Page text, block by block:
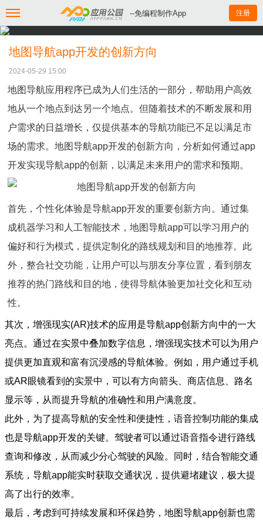
--免编程制作App 注册
地图导航app开发的创新方向
2024-05-29 15:00
地图导航应用程序已成为人们生活的一部分，帮助用户高效
地从一个地点到达另一个地点。但随着技术的不断发展和用
户需求的日益增长，仅提供基本的导航功能已不足以满足市
场的需求。地图导航app开发的创新方向，分析如何通过app
开发实现导航app的创新，以满足未来用户的需求和预期。
首先，个性化体验是导航app开发的重要创新方向。通过集
成机器学习和人工智能技术，地图导航app可以学习用户的
偏好和行为模式，提供定制化的路线规划和目的地推荐。此
外，整合社交功能，让用户可以与朋友分享位置，看到朋友
推荐的热门路线和目的地，使得导航体验更加社交化和互动
性。
其次，增强现实(AR)技术的应用是导航app创新方向中的一大
亮点。通过在实景中叠加数字信息，增强现实技术可以为用户
提供更加直观和富有沉浸感的导航体验。例如，用户通过手机
或AR眼镜看到的实景中，可以有方向箭头、商店信息、路名
显示等，从而提升导航的准确性和用户满意度。
此外，为了提高导航的安全性和便捷性，语音控制功能的集成
也是导航app开发的关键。驾驶者可以通过语音指令进行路线
查询和修改，从而减少分心驾驶的风险。同时，结合智能交通
系统，导航app能实时获取交通状况，提供避堵建议，极大提
高了出行的效率。
最后，考虑到可持续发展和环保趋势，地图导航app创新也需